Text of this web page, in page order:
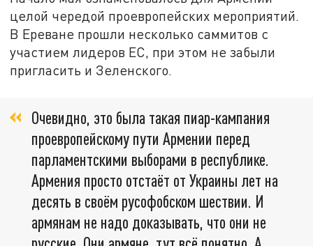
целой чередой проевропейских мероприятий.
В Ереване прошли несколько саммитов с
участием лидеров ЕС, при этом не забыли
пригласить и Зеленского.
Очевидно, это была такая пиар-кампания
проевропейскому пути Армении перед
парламентскими выборами в республике.
Армения просто отстаёт от Украины лет на
десять в своём русофобском шествии. И
армянам не надо доказывать, что они не